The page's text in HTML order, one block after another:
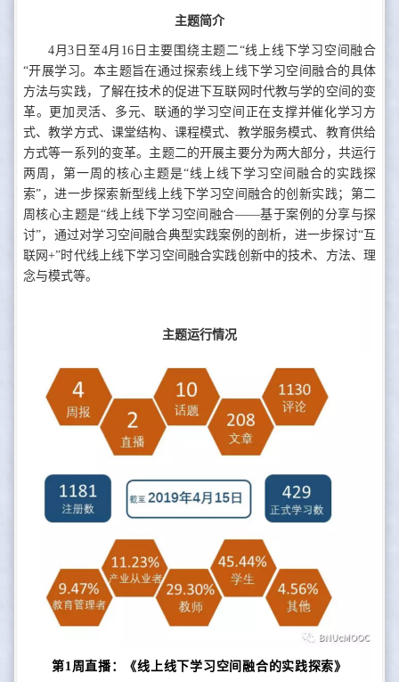
主题简介
4月3日至4月16日主要围绕主题二“线上线下学习空间融合
“开展学习。本主题旨在通过探索线上线下学习空间融合的具体
方法与实践，了解在技术的促进下互联网时代教与学的空间的变
革。更加灵活、多元、联通的学习空间正在支撑并催化学习方
式、教学方式、课堂结构、课程模式、教学服务模式、教育供给
方式等一系列的变革。主题二的开展主要分为两大部分，共运行
两周，第一周的核心主题是“线上线下学习空间融合的实践探
索”，进一步探索新型线上线下学习空间融合的创新实践；第二
周核心主题是“线上线下学习空间融合——基于案例的分享与探
讨”，通过对学习空间融合典型实践案例的剖析，进一步探讨“互
联网+”时代线上线下学习空间融合实践创新中的技术、方法、理
念与模式等。
主题运行情况
第1周直播：《线上线下学习空间融合的实践探索》